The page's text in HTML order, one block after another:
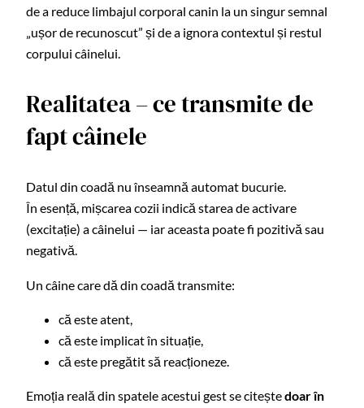
de a reduce limbajul corporal canin la un singur semnal
„ușor de recunoscut” și de a ignora contextul și restul
corpului câinelui.
Realitatea – ce transmite de
fapt câinele
Datul din coadă nu înseamnă automat bucurie.
În esență, mișcarea cozii indică starea de activare
(excitație) a câinelui — iar aceasta poate fi pozitivă sau
negativă.
Un câine care dă din coadă transmite:
că este atent,
că este implicat în situație,
că este pregătit să reacționeze.
Emoția reală din spatele acestui gest se citeștedoar în